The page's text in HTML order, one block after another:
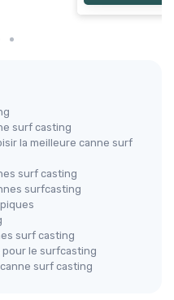
surf casting
la meilleure canne surf
surf casting
surfcasting
surf casting
le surfcasting
surf casting